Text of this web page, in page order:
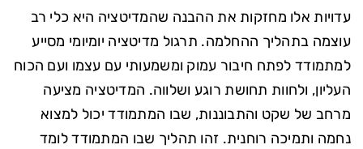
עדויות אלו מחזקות את ההבנה שהמדיטציה היא כלי רב
עוצמה בתהליך ההחלמה. תרגול מדיטציה יומיומי מסייע
למתמודד לפתח חיבור עמוק ומשמעותי עם עצמו ועם הכוח
העליון, ולחוות תחושת רוגע ושלווה. המדיטציה מציעה
מרחב של שקט והתבוננות, שבו המתמודד יכול למצוא
נחמה ותמיכה רוחנית. זהו תהליך שבו המתמודד לומד